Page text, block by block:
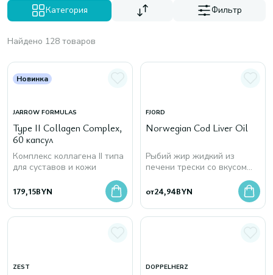
Категория Фильтр
Найдено 128 товаров
Новинка
JARROW FORMULAS
Type II Collagen Complex,
60 капсул
Комплекс коллагена II типа
для суставов и кожи
179,15BYN
FJORD
Norwegian Cod Liver Oil
Рыбий жир жидкий из
печени трески со вкусом
от24,94BYN
ZEST DOPPELHERZ